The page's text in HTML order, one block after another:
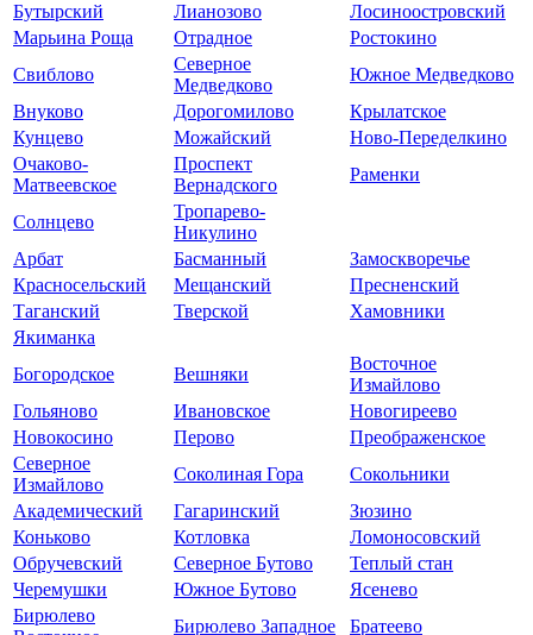
Бутырский
Лианозово
Лосиноостровский
Марьина Роща
Отрадное
Ростокино
Свиблово
Северное
Медведково
Южное Медведково
Внуково
Дорогомилово
Крылатское
Кунцево
Можайский
Ново-Переделкино
Очаково-
Матвеевское
Проспект
Вернадского
Раменки
Солнцево
Тропарево-
Никулино
Арбат
Басманный
Замоскворечье
Красносельский
Мещанский
Пресненский
Таганский
Тверской
Хамовники
Якиманка
Богородское
Вешняки
Восточное
Измайлово
Гольяново
Ивановское
Новогиреево
Новокосино
Перово
Преображенское
Северное
Измайлово
Соколиная Гора
Сокольники
Академический
Гагаринский
Зюзино
Коньково
Котловка
Ломоносовский
Обручевский
Северное Бутово
Теплый стан
Черемушки
Южное Бутово
Ясенево
Бирюлево
Бирюлево Западное
Братеево